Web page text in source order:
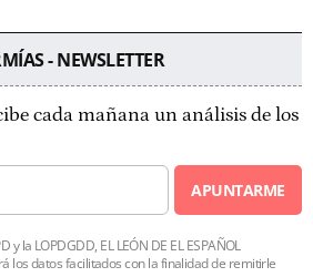
- NEWSLETTER
cada mañana un análisis de los
APUNTARME
y la LOPDGDD, EL LEÓN DE EL ESPAÑOL
los datos facilitados con la finalidad de remitirle